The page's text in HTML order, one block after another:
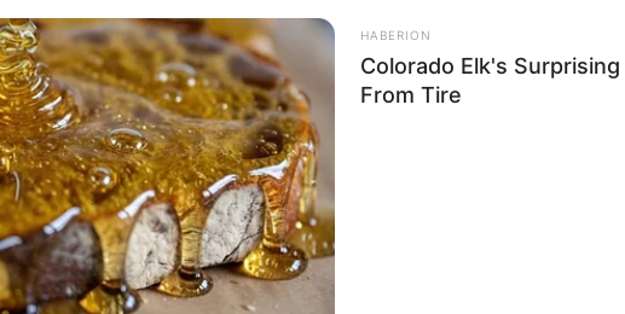
HABERION
Colorado Elk's
From Tire